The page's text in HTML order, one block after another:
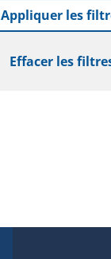
Appliquer les
Effacer les